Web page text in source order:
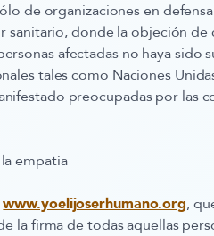
de organizaciones en
sanitario, donde la objeción de
afectadas no haya sido
tales como Naciones
preocupadas por las
empatía
www.yoelijoserhumano.org,
la firma de todas aquellas